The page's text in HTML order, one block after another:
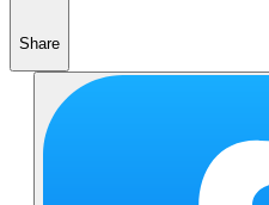
Share